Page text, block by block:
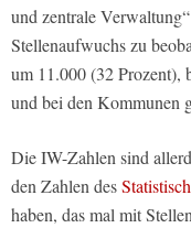
und zentrale
Stellenaufwuchs zu
um 11.000 (32 Prozent),
und bei den Kommunen
Die IW-Zahlen sind
den Zahlen des
haben, das mal mit